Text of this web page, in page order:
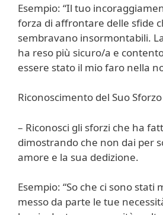
Esempio: “Il tuo
forza di affrontare delle sfide
sembravano insormontabili.
ha reso più sicuro/a e
essere stato il mio faro nella
Riconoscimento del Suo Sforzo
– Riconosci gli sforzi che ha
dimostrando che non dai per
amore e la sua dedizione.
Esempio: “So che ci sono stati
messo da parte le tue